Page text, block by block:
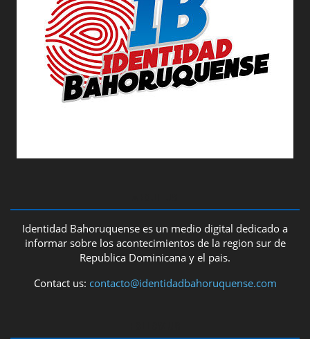
Identidad Bahoruquense es un medio digital dedicado a
informar sobre los acontecimientos de la region sur de
Republica Dominicana y el pais.
Contact us: contacto@identidadbahoruquense.com